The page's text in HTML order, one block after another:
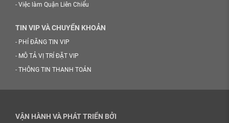
- Việc làm Quận Liên Chiểu
TIN VIP VÀ CHUYỂN KHOẢN
- PHÍ ĐĂNG TIN VIP
- MÔ TẢ VỊ TRÍ ĐẶT VIP
- THÔNG TIN THANH TOÁN
VẬN HÀNH VÀ PHÁT TRIỂN BỞI